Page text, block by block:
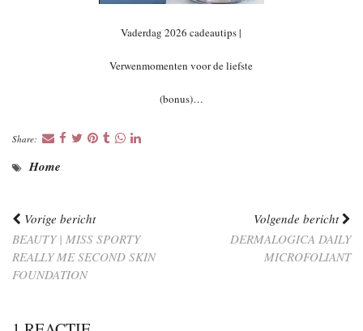
Vaderdag 2026 cadeautips |
Verwenmomenten voor de liefste
(bonus)…
Share:
Home
Vorige bericht
BEAUTY | MISS SPORTY
REALLY ME SECOND SKIN
FOUNDATION
Volgende bericht
DERMALOGICA DAILY
MICROFOLIANT